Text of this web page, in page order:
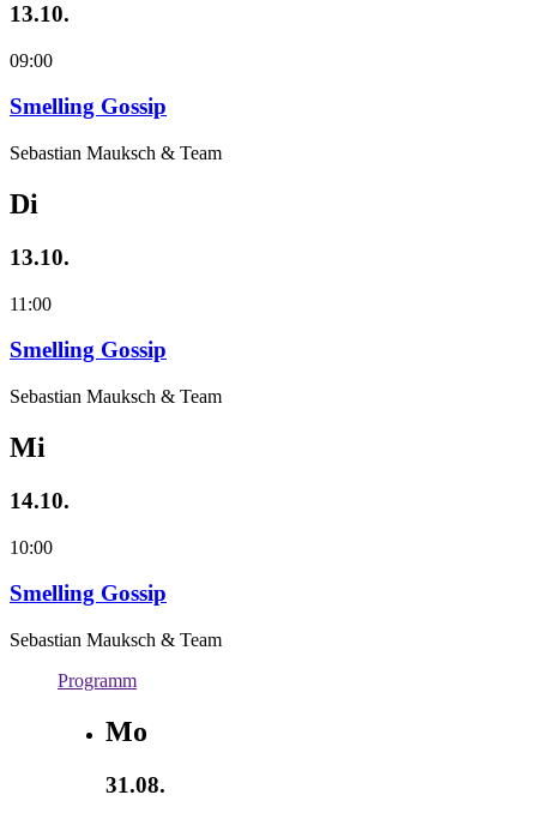
13.10.
09:00
Smelling Gossip
Sebastian Mauksch & Team
Di
13.10.
11:00
Smelling Gossip
Sebastian Mauksch & Team
Mi
14.10.
10:00
Smelling Gossip
Sebastian Mauksch & Team
Programm
Mo
31.08.